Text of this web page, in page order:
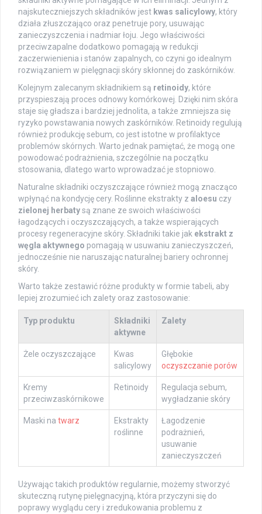
najskuteczniejszych składników jest kwas salicylowy, który
działa złuszczająco oraz penetruje pory, usuwając
zanieczyszczenia i nadmiar łoju. Jego właściwości
przeciwzapalne dodatkowo pomagają w redukcji
zaczerwienienia i stanów zapalnych, co czyni go idealnym
rozwiązaniem w pielęgnacji skóry skłonnej do zaskórników.
Kolejnym zalecanym składnikiem są retinoidy, które
przyspieszają proces odnowy komórkowej. Dzięki nim skóra
staje się gładsza i bardziej jednolita, a także zmniejsza się
ryzyko powstawania nowych zaskórników. Retinoidy regulują
również produkcję sebum, co jest istotne w profilaktyce
problemów skórnych. Warto jednak pamiętać, że mogą one
powodować podrażnienia, szczególnie na początku
stosowania, dlatego warto wprowadzać je stopniowo.
Naturalne składniki oczyszczające również mogą znacząco
wpłynąć na kondycję cery. Roślinne ekstrakty z aloesu czy
zielonej herbatysą znane ze swoich właściwości
łagodzących i oczyszczających, a także wspierających
procesy regeneracyjne skóry. Składniki takie jak ekstrakt z
węgla aktywnego pomagają w usuwaniu zanieczyszczeń,
jednocześnie nie naruszając naturalnej bariery ochronnej
skóry.
Warto także zestawić różne produkty w formie tabeli, aby
lepiej zrozumieć ich zalety oraz zastosowanie:
Typ produktu
Składniki
aktywne
Zalety
Żele oczyszczające
Kwas
salicylowy
Głębokie
oczyszczanie porów
Kremy
przeciwzaskórnikowe
Retinoidy
Regulacja sebum,
wygładzanie skóry
Maski na twarz
Ekstrakty
roślinne
Łagodzenie
podrażnień,
usuwanie
zanieczyszczeń
Używając takich produktów regularnie, możemy stworzyć
skuteczną rutynę pielęgnacyjną, która przyczyni się do
poprawy wyglądu cery i zredukowania problemu z